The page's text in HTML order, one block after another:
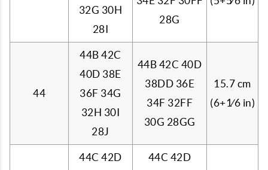
32G 30H
28I
28G
44
44B 42C
40D 38E
36F 34G
32H 30I
28J
44B 42C 40D
38DD 36E
34F 32FF
30G 28GG
15.7 cm
(6+1⁄6 in)
44C 42D
44C 42D